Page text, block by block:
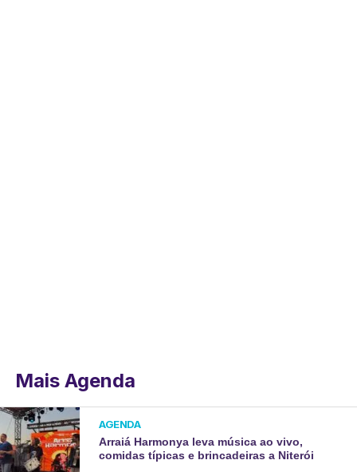
Mais Agenda
AGENDA
Arraiá Harmonya leva música ao vivo,
comidas típicas e brincadeiras a Niterói